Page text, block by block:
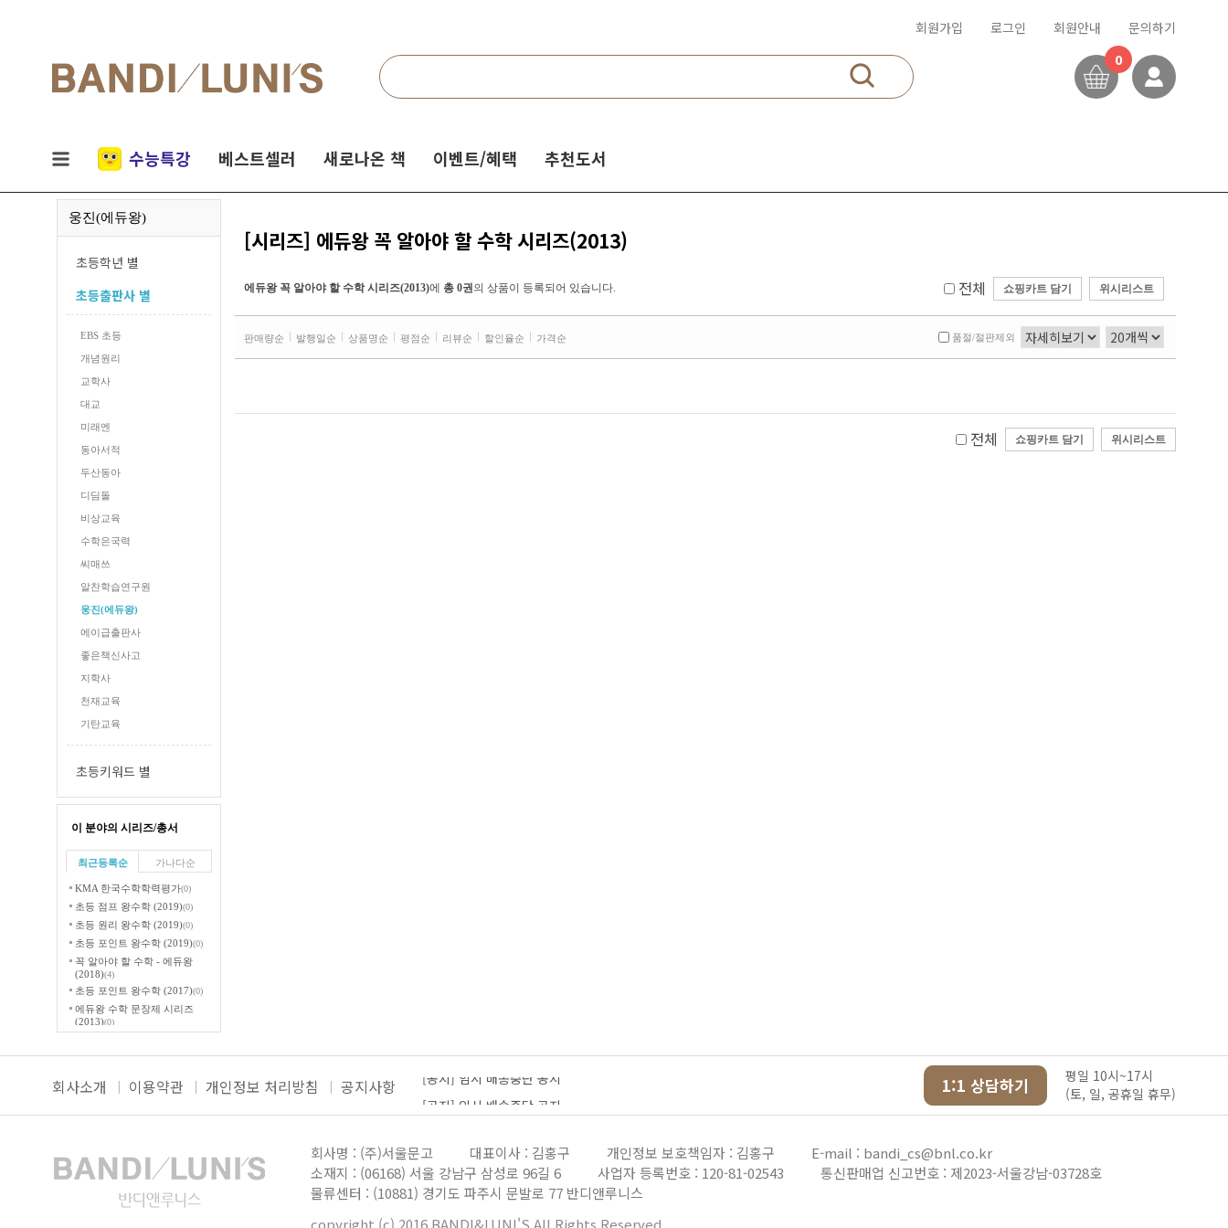
회원가입 로그인 회원안내 문의하기
검색 0
실시간
인기
수능특강 베스트셀러 새로나온 책 이벤트/혜택 추천도서
웅진(에듀왕)
초등학년 별
초등출판사 별
EBS 초등
개념원리
교학사
대교
미래엔
동아서적
두산동아
디딤돌
비상교육
수학은국력
씨매쓰
알찬학습연구원
웅진(에듀왕)
에이급출판사
좋은책신사고
지학사
천재교육
기탄교육
초등키워드 별
이 분야의 시리즈/총서
최근등록순 가나다순
KMA 한국수학학력평가(0)
초등 점프 왕수학 (2019)(0)
초등 원리 왕수학 (2019)(0)
초등 포인트 왕수학 (2019)(0)
꼭 알아야 할 수학 - 에듀왕
(2018)(4)
초등 포인트 왕수학 (2017)(0)
에듀왕 수학 문장제 시리즈
(2013)(0)
에듀왕 꼭 알아야 할 수학
(2012) (0)
절대공감 초등 2학기(2012)(0)
포인트왕 2학기 (2013) (0)
[시리즈] 에듀왕 꼭 알아야 할 수학 시리즈(2013)
판매량순 발행일순 상품명순 평점순 리뷰순 할인율순 가격순 품절/절판제외
에듀왕 꼭 알아야 할 수학 시리즈(2013)에 총 0권의 상품이 등록되어 있습니다. 전체 쇼핑카트 담기 위시리스트
전체 쇼핑카트 담기 위시리스트
회사소개 이용약관 개인정보 처리방침 공지사항
[공지] 임시 배송중단 공지
[공지] 회원가입 메일 오발송 전산오류 공지
[공지] 임시 배송중단 공지
더보기
1:1 상담하기
평일 10시~17시
(토, 일, 공휴일 휴무)
회사명 : (주)서울문고 대표이사 : 김홍구 개인정보 보호책임자 : 김홍구
E-mail : bandi_cs@bnl.co.kr
소재지 : (06168) 서울 강남구 삼성로 96길 6
사업자 등록번호 : 120-81-02543
통신판매업 신고번호 : 제2023-서울강남-03728호
물류센터 : (10881) 경기도 파주시 문발로 77 반디앤루니스
copyright (c) 2016 BANDI&LUNI'S All Rights Reserved